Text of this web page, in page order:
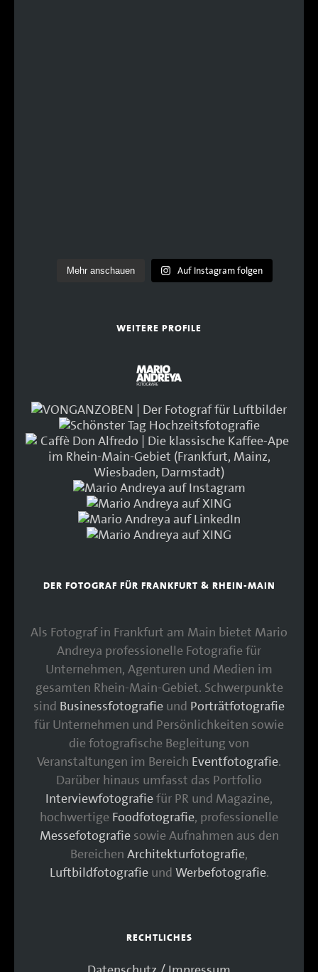
Mehr anschauen Auf Instagram folgen
WEITERE PROFILE
DER FOTOGRAF FÜR FRANKFURT & RHEIN-MAIN
Als Fotograf in Frankfurt am Main bietet Mario
Andreya professionelle Fotografie für
Unternehmen, Agenturen und Medien im
gesamten Rhein-Main-Gebiet. Schwerpunkte
sind Businessfotografie und Porträtfotografie
für Unternehmen und Persönlichkeiten sowie
die fotografische Begleitung von
Veranstaltungen im Bereich Eventfotografie.
Darüber hinaus umfasst das Portfolio
Interviewfotografiefür PR und Magazine,
hochwertige Foodfotografie, professionelle
Messefotografiesowie Aufnahmen aus den
Bereichen Architekturfotografie,
Luftbildfotografieund Werbefotografie.
RECHTLICHES